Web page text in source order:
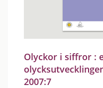
Olyckor i siffror :
2007:7